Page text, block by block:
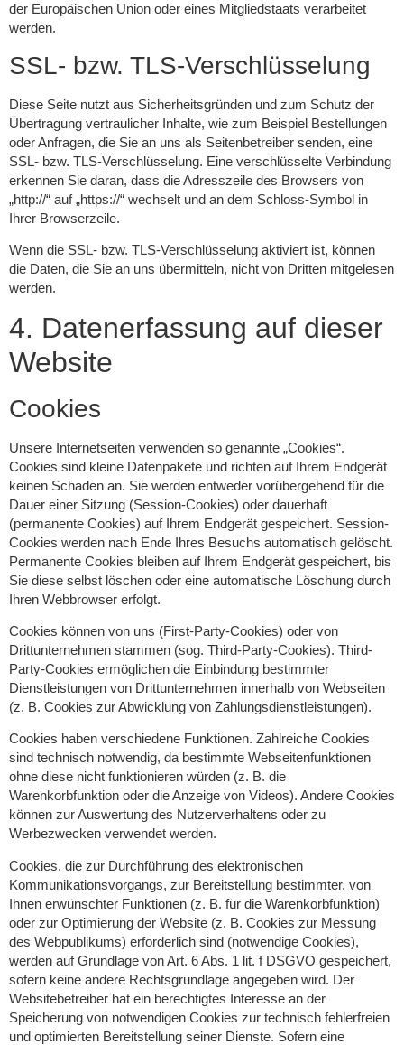
der Europäischen Union oder eines Mitgliedstaats verarbeitet
werden.
SSL- bzw. TLS-Verschlüsselung
Diese Seite nutzt aus Sicherheitsgründen und zum Schutz der
Übertragung vertraulicher Inhalte, wie zum Beispiel Bestellungen
oder Anfragen, die Sie an uns als Seitenbetreiber senden, eine
SSL- bzw. TLS-Verschlüsselung. Eine verschlüsselte Verbindung
erkennen Sie daran, dass die Adresszeile des Browsers von
„http://“ auf „https://“ wechselt und an dem Schloss-Symbol in
Ihrer Browserzeile.
Wenn die SSL- bzw. TLS-Verschlüsselung aktiviert ist, können
die Daten, die Sie an uns übermitteln, nicht von Dritten mitgelesen
werden.
4. Datenerfassung auf dieser
Website
Cookies
Unsere Internetseiten verwenden so genannte „Cookies“.
Cookies sind kleine Datenpakete und richten auf Ihrem Endgerät
keinen Schaden an. Sie werden entweder vorübergehend für die
Dauer einer Sitzung (Session-Cookies) oder dauerhaft
(permanente Cookies) auf Ihrem Endgerät gespeichert. Session-
Cookies werden nach Ende Ihres Besuchs automatisch gelöscht.
Permanente Cookies bleiben auf Ihrem Endgerät gespeichert, bis
Sie diese selbst löschen oder eine automatische Löschung durch
Ihren Webbrowser erfolgt.
Cookies können von uns (First-Party-Cookies) oder von
Drittunternehmen stammen (sog. Third-Party-Cookies). Third-
Party-Cookies ermöglichen die Einbindung bestimmter
Dienstleistungen von Drittunternehmen innerhalb von Webseiten
(z. B. Cookies zur Abwicklung von Zahlungsdienstleistungen).
Cookies haben verschiedene Funktionen. Zahlreiche Cookies
sind technisch notwendig, da bestimmte Webseitenfunktionen
ohne diese nicht funktionieren würden (z. B. die
Warenkorbfunktion oder die Anzeige von Videos). Andere Cookies
können zur Auswertung des Nutzerverhaltens oder zu
Werbezwecken verwendet werden.
Cookies, die zur Durchführung des elektronischen
Kommunikationsvorgangs, zur Bereitstellung bestimmter, von
Ihnen erwünschter Funktionen (z. B. für die Warenkorbfunktion)
oder zur Optimierung der Website (z. B. Cookies zur Messung
des Webpublikums) erforderlich sind (notwendige Cookies),
werden auf Grundlage von Art. 6 Abs. 1 lit. f DSGVO gespeichert,
sofern keine andere Rechtsgrundlage angegeben wird. Der
Websitebetreiber hat ein berechtigtes Interesse an der
Speicherung von notwendigen Cookies zur technisch fehlerfreien
und optimierten Bereitstellung seiner Dienste. Sofern eine